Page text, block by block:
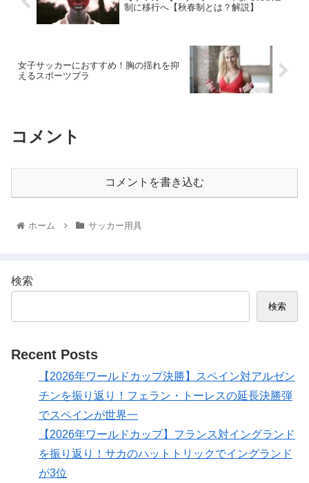
制に移行へ【秋春制とは？解説】
女子サッカーにおすすめ！胸の揺れを抑
えるスポーツブラ
コメント
コメントを書き込む
ホーム サッカー用具
検索
検索
Recent Posts
【2026年ワールドカップ決勝】スペイン対アルゼン
チンを振り返り！フェラン・トーレスの延長決勝弾
でスペインが世界一
【2026年ワールドカップ】フランス対イングランド
を振り返り！サカのハットトリックでイングランド
が3位